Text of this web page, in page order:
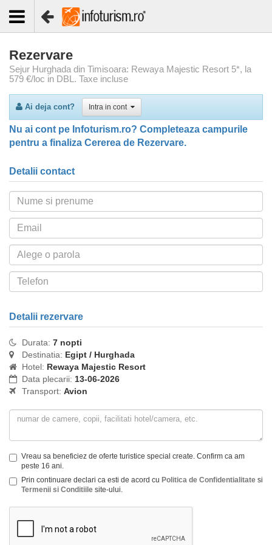
Rezervare
Sejur Hurghada din Timisoara: Rewaya Majestic Resort 5*, la
579 €/loc in DBL. Taxe incluse
Ai deja cont? Intra in cont
Nu ai cont pe Infoturism.ro? Completeaza campurile
pentru a finaliza Cererea de Rezervare.
Detalii contact
Detalii rezervare
Durata: 7 nopti
Destinatia: Egipt / Hurghada
Hotel: Rewaya Majestic Resort
Data plecarii: 13-06-2026
Transport: Avion
Vreau sa beneficiez de oferte turistice special create. Confirm ca am
peste 16 ani.
Prin continuare declari ca esti de acord cu Politica de Confidentialitate si
Termenii si Conditiile site-ului.